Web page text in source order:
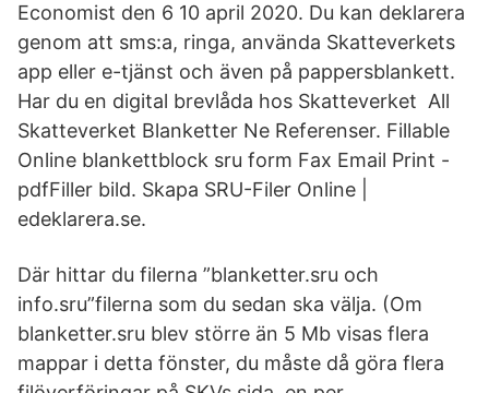
Economist den 6 10 april 2020. Du kan deklarera
genom att sms:a, ringa, använda Skatteverkets
app eller e-tjänst och även på pappersblankett.
Har du en digital brevlåda hos Skatteverket All
Skatteverket Blanketter Ne Referenser. Fillable
Online blankettblock sru form Fax Email Print -
pdfFiller bild. Skapa SRU-Filer Online |
edeklarera.se.
Där hittar du filerna ”blanketter.sru och
info.sru”filerna som du sedan ska välja. (Om
blanketter.sru blev större än 5 Mb visas flera
mappar i detta fönster, du måste då göra flera